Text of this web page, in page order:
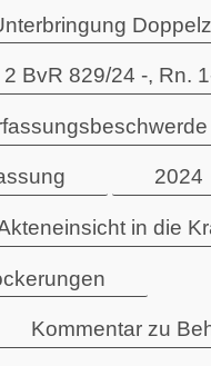
BvR 829/24 -, Rn.
2024
in die
Kommentar zu